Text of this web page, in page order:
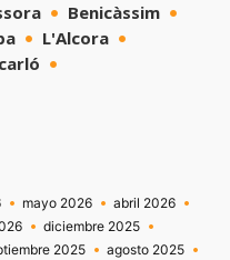
Benicàssim
L'Alcora
mayo 2026
abril 2026
diciembre 2025
2025
agosto 2025